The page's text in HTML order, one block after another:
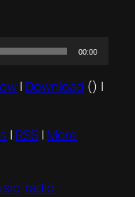
00:00
| Download () |
| RSS| More
radio